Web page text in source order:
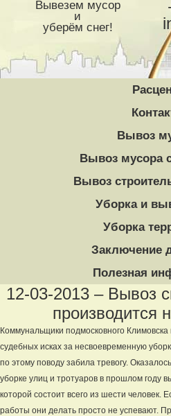
Вывезем мусор
и
уберём снег!
Вывоз
Вывоз мусора
Вывоз
Уборка и
Уборка
Заключение
Полезная
12-03-2013 – Вывоз
производится
Коммунальщики подмосковного
судебных исках за несвоевременную
по этому поводу забила тревогу.
уборке улиц и тротуаров в прошлом году
которой состоит всего из шести человек.
работы они делать просто не успевают.